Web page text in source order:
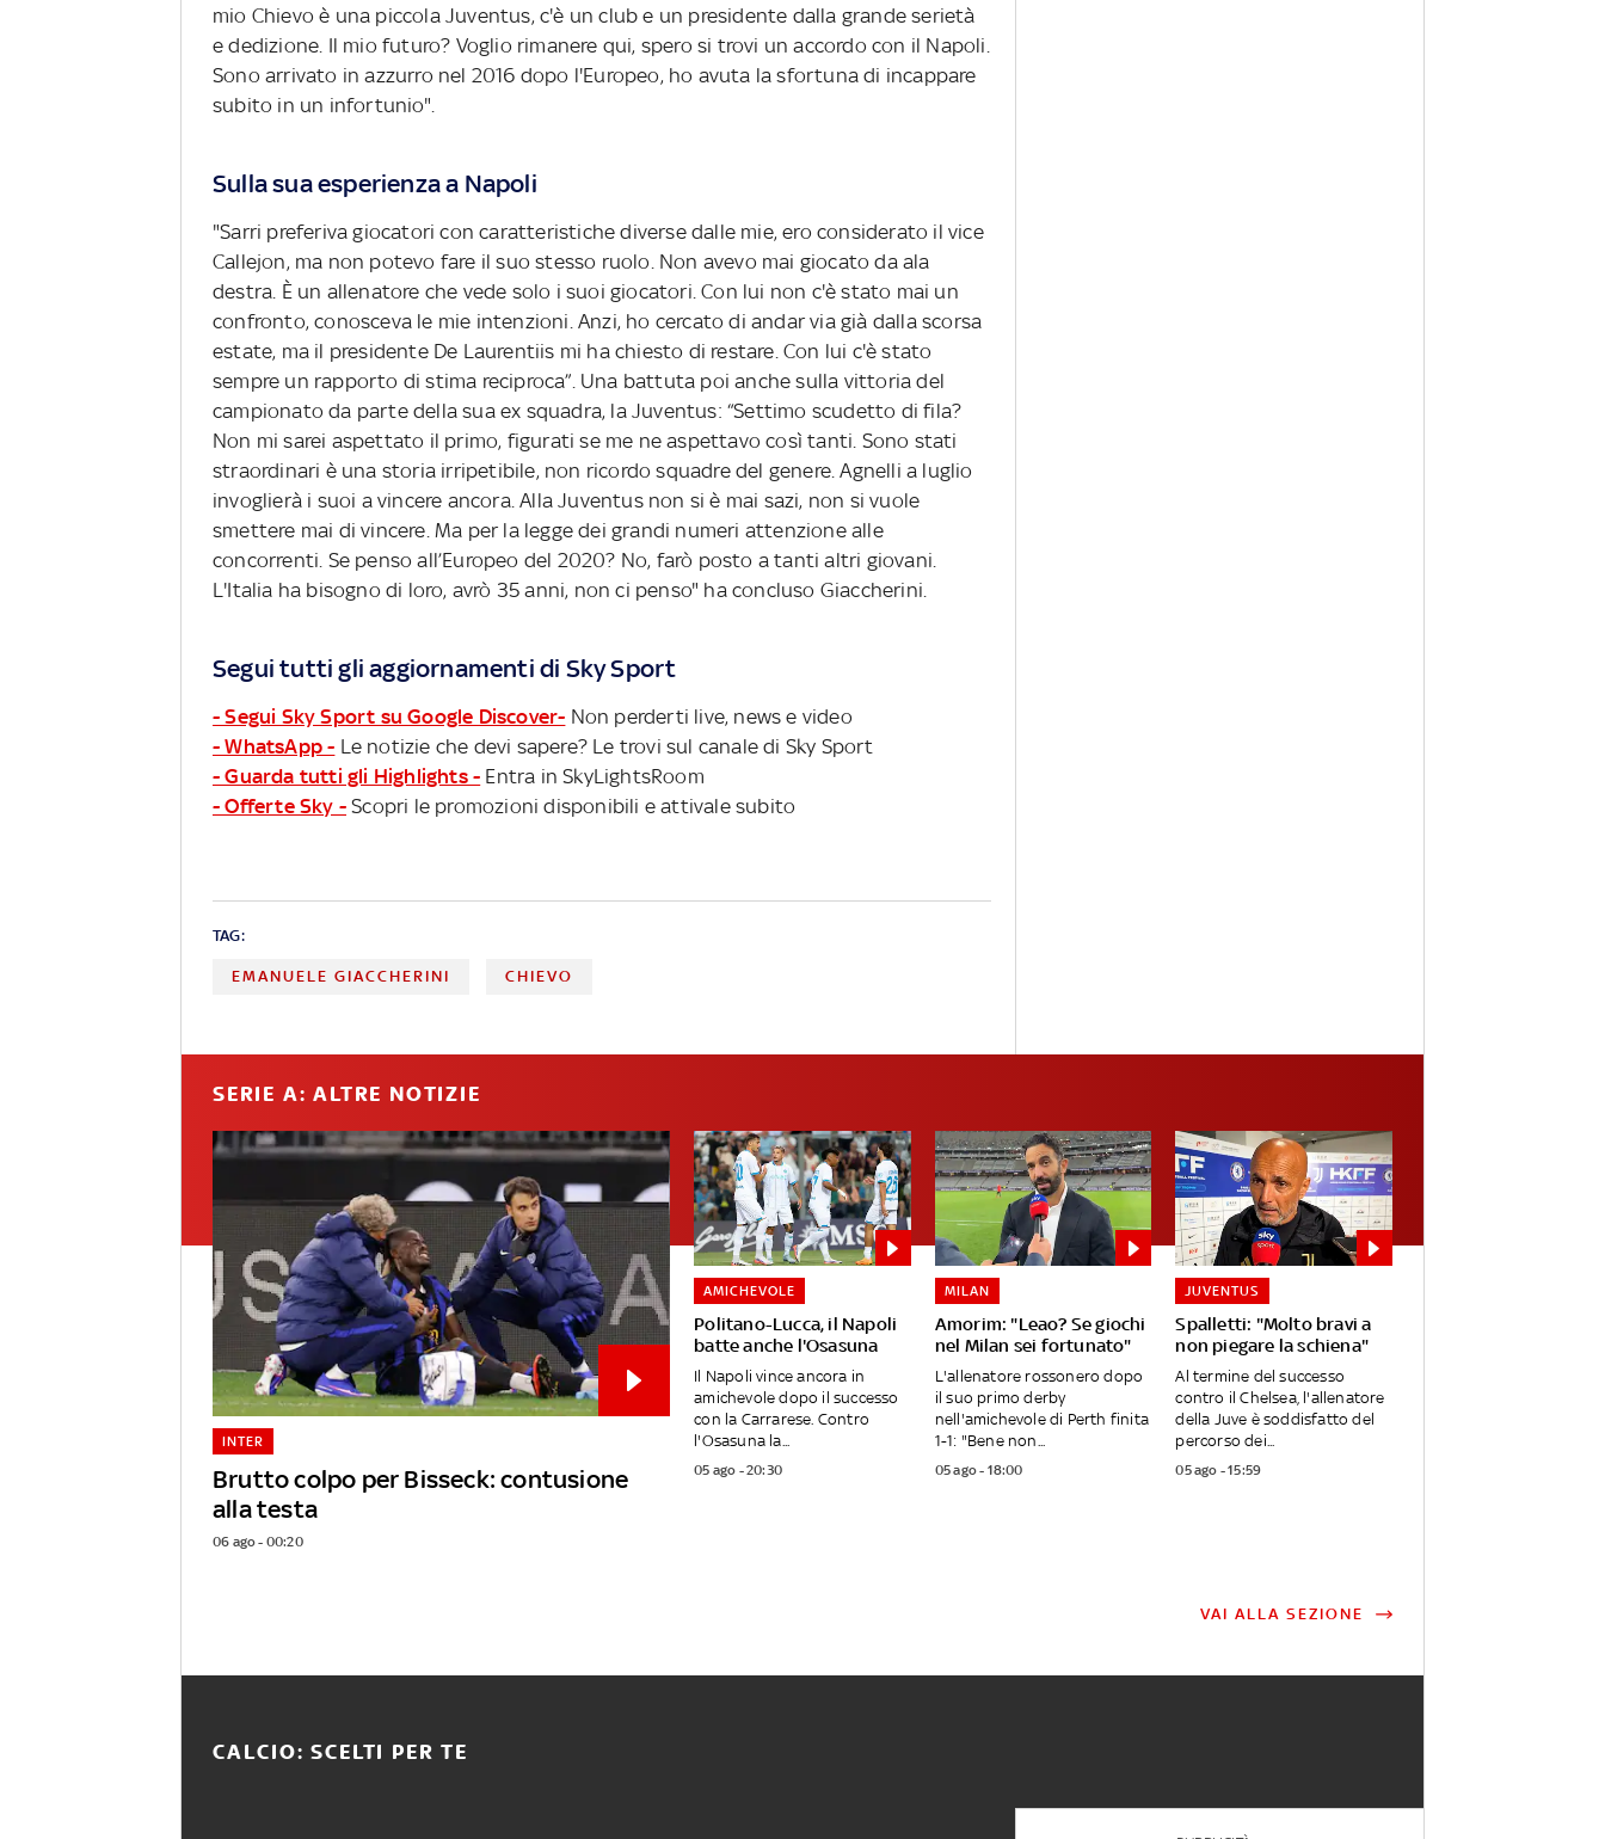
mio Chievo è una piccola Juventus, c'è un club e un presidente dalla grande serietà
e dedizione. Il mio futuro? Voglio rimanere qui, spero si trovi un accordo con il Napoli.
Sono arrivato in azzurro nel 2016 dopo l'Europeo, ho avuta la sfortuna di incappare
subito in un infortunio".
Sulla sua esperienza a Napoli
"Sarri preferiva giocatori con caratteristiche diverse dalle mie, ero considerato il vice
Callejon, ma non potevo fare il suo stesso ruolo. Non avevo mai giocato da ala
destra. È un allenatore che vede solo i suoi giocatori. Con lui non c'è stato mai un
confronto, conosceva le mie intenzioni. Anzi, ho cercato di andar via già dalla scorsa
estate, ma il presidente De Laurentiis mi ha chiesto di restare. Con lui c'è stato
sempre un rapporto di stima reciproca”. Una battuta poi anche sulla vittoria del
campionato da parte della sua ex squadra, la Juventus: “Settimo scudetto di fila?
Non mi sarei aspettato il primo, figurati se me ne aspettavo così tanti. Sono stati
straordinari è una storia irripetibile, non ricordo squadre del genere. Agnelli a luglio
invoglierà i suoi a vincere ancora. Alla Juventus non si è mai sazi, non si vuole
smettere mai di vincere. Ma per la legge dei grandi numeri attenzione alle
concorrenti. Se penso all’Europeo del 2020? No, farò posto a tanti altri giovani.
L'Italia ha bisogno di loro, avrò 35 anni, non ci penso" ha concluso Giaccherini.
Segui tutti gli aggiornamenti di Sky Sport
- Segui Sky Sport su Google Discover- Non perderti live, news e video
- WhatsApp - Le notizie che devi sapere? Le trovi sul canale di Sky Sport
- Guarda tutti gli Highlights - Entra in SkyLightsRoom
- Offerte Sky - Scopri le promozioni disponibili e attivale subito
TAG:
EMANUELE GIACCHERINI CHIEVO
SERIE A: ALTRE NOTIZIE
Brutto colpo per Bisseck: contusione
alla testa
INTER
06 ago - 00:20
Politano-Lucca, il Napoli
batte anche l'Osasuna
AMICHEVOLE
Il Napoli vince ancora in
amichevole dopo il successo
con la Carrarese. Contro
l'Osasuna la...
05 ago - 20:30
Amorim: "Leao? Se giochi
nel Milan sei fortunato"
MILAN
L'allenatore rossonero dopo
il suo primo derby
nell'amichevole di Perth finita
1-1: "Bene non...
05 ago - 18:00
Spalletti: "Molto bravi a
non piegare la schiena"
JUVENTUS
Al termine del successo
contro il Chelsea, l'allenatore
della Juve è soddisfatto del
percorso dei...
05 ago - 15:59
VAI ALLA SEZIONE
CALCIO: SCELTI PER TE